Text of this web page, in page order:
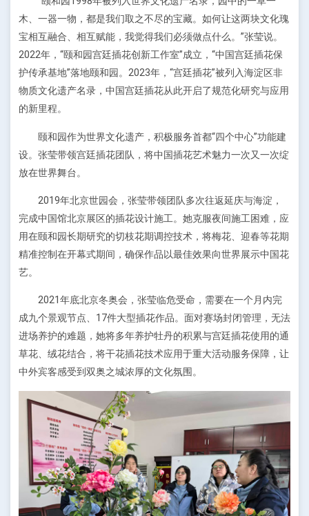
木、一器一物，都是我们取之不尽的宝藏。如何让这两块文化瑰
宝相互融合、相互赋能，我觉得我们必须做点什么。”张莹说。
2022年，“颐和园宫廷插花创新工作室”成立，“中国宫廷插花保
护传承基地”落地颐和园。2023年，“宫廷插花”被列入海淀区非
物质文化遗产名录，中国宫廷插花从此开启了规范化研究与应用
的新里程。
颐和园作为世界文化遗产，积极服务首都“四个中心”功能建
设。张莹带领宫廷插花团队，将中国插花艺术魅力一次又一次绽
放在世界舞台。
2019年北京世园会，张莹带领团队多次往返延庆与海淀，
完成中国馆北京展区的插花设计施工。她克服夜间施工困难，应
用在颐和园长期研究的切枝花期调控技术，将梅花、迎春等花期
精准控制在开幕式期间，确保作品以最佳效果向世界展示中国花
艺。
2021年底北京冬奥会，张莹临危受命，需要在一个月内完
成九个景观节点、17件大型插花作品。面对赛场封闭管理，无法
进场养护的难题，她将多年养护牡丹的积累与宫廷插花使用的通
草花、绒花结合，将干花插花技术应用于重大活动服务保障，让
中外宾客感受到双奥之城浓厚的文化氛围。